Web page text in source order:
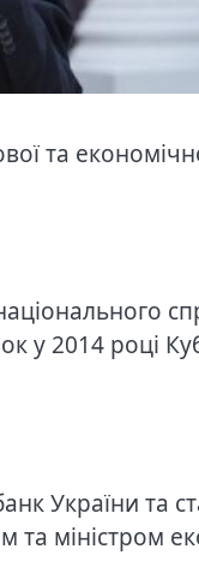
та
у 2014 році
України та
міністром